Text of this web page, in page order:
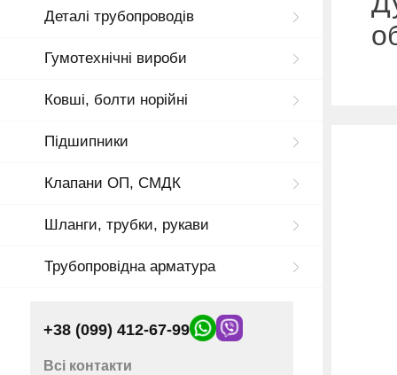
Деталі трубопроводів
Гумотехнічні вироби
Ковші, болти норійні
Підшипники
Клапани ОП, СМДК
Шланги, трубки, рукави
Трубопровідна арматура
+38 (099) 412-67-99
Всі контакти